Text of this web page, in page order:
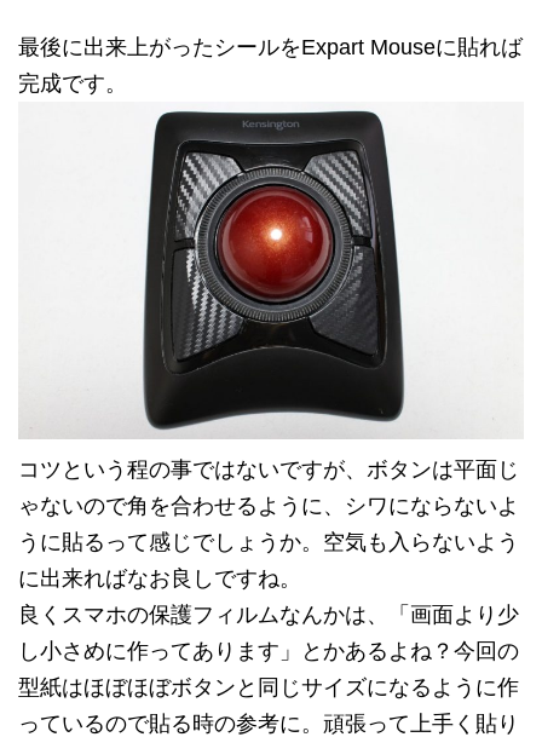
最後に出来上がったシールをExpart Mouseに貼れば
完成です。
コツという程の事ではないですが、ボタンは平面じ
ゃないので角を合わせるように、シワにならないよ
うに貼るって感じでしょうか。空気も入らないよう
に出来ればなお良しですね。
良くスマホの保護フィルムなんかは、「画面より少
し小さめに作ってあります」とかあるよね？今回の
型紙はほぼほぼボタンと同じサイズになるように作
っているので貼る時の参考に。頑張って上手く貼り